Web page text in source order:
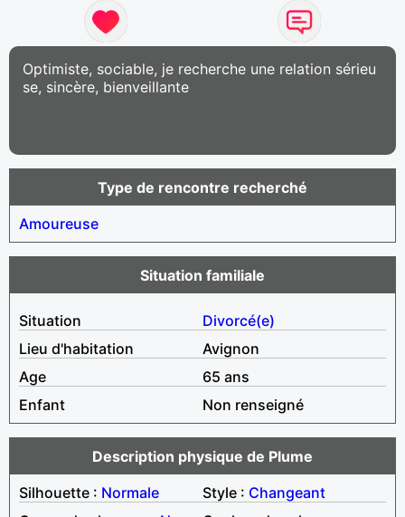
Optimiste, sociable, je recherche une relation sérieu
se, sincère, bienveillante
Type de rencontre recherché
Amoureuse
Situation familiale
Situation
Divorcé(e)
Lieu d'habitation
Avignon
Age
65 ans
Enfant
Non renseigné
Description physique de Plume
Silhouette : Normale Style : Changeant